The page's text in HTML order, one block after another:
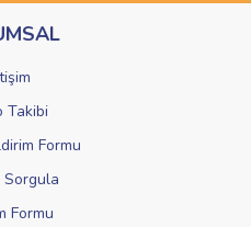
pahalı.
Takibi
Formu
Sorgula
Formu